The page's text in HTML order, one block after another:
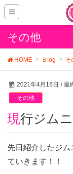
その他
HOME Ｂlog そ
2021年4月16日 / 最
その他
現行ジム
先日紹介したジ
ていきます！！